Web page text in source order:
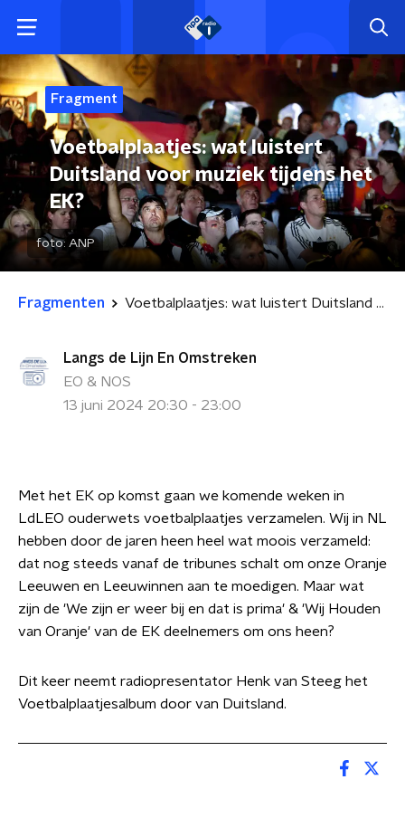
Fragment
Voetbalplaatjes: wat luistert
Duitsland voor muziek tijdens het
EK?
foto: ANP
Fragmenten Voetbalplaatjes: wat luistert Duitsland voor muziek tijdens het EK?
Langs de Lijn En Omstreken
EO & NOS
13 juni 2024 20:30 - 23:00
Met het EK op komst gaan we komende weken in
LdLEO ouderwets voetbalplaatjes verzamelen. Wij in NL
hebben door de jaren heen heel wat moois verzameld:
dat nog steeds vanaf de tribunes schalt om onze Oranje
Leeuwen en Leeuwinnen aan te moedigen. Maar wat
zijn de 'We zijn er weer bij en dat is prima' & 'Wij Houden
van Oranje' van de EK deelnemers om ons heen?
Dit keer neemt radiopresentator Henk van Steeg het
Voetbalplaatjesalbum door van Duitsland.